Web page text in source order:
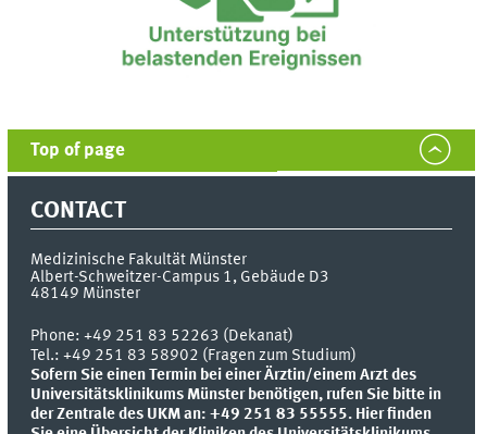
Top of page
CONTACT
Medizinische Fakultät Münster
Albert-Schweitzer-Campus 1, Gebäude D3
48149 Münster
Phone:+49 251 83 52263 (Dekanat)
Tel.: +49 251 83 58902 (Fragen zum Studium)
Sofern Sie einen Termin bei einer Ärztin/einem Arzt des
Universitätsklinikums Münster benötigen, rufen Sie bitte in
der Zentrale des UKM an: +49 251 83 55555. Hier finden